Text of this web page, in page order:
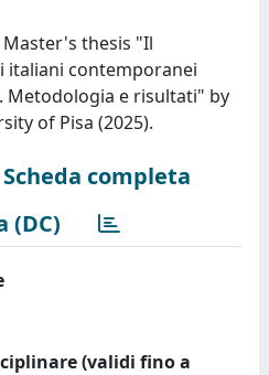
thesis "Il
italiani contemporanei
Metodologia e risultati" by
of Pisa (2025).
Scheda completa
(DC)
(validi fino a